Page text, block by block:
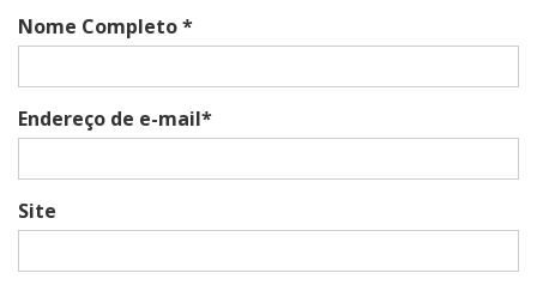
Nome Completo *
Endereço de e-mail*
Site